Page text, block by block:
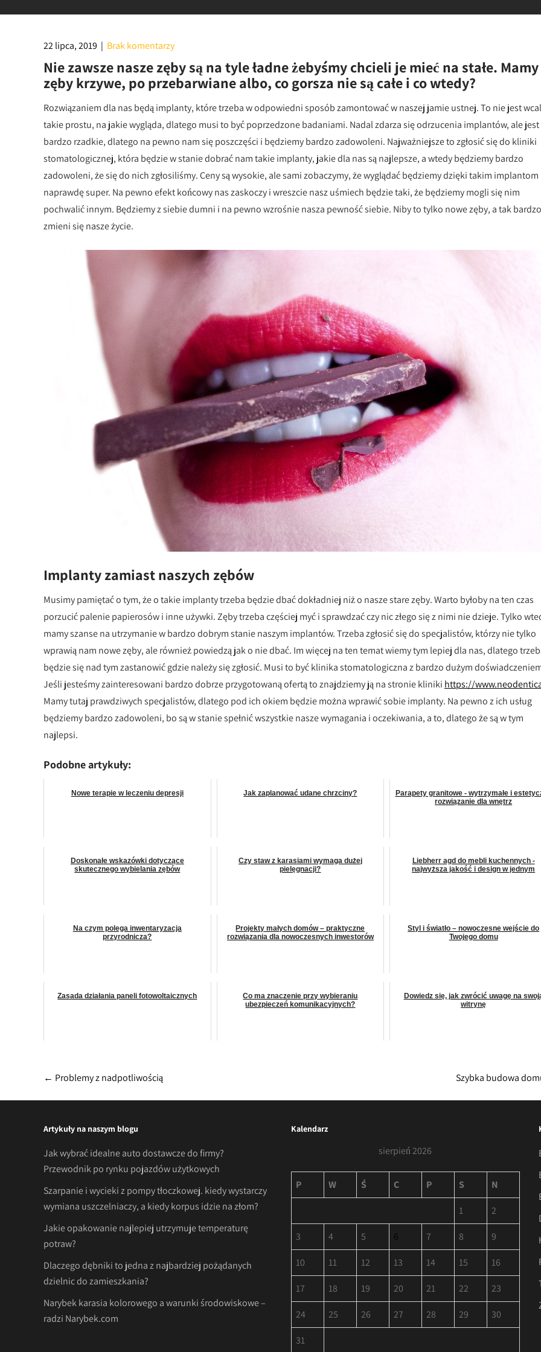
22 lipca, 2019 | Brak komentarzy
Nie zawsze nasze zęby są na tyle ładne żebyśmy chcieli je mieć na stałe. Mamy
zęby krzywe, po przebarwiane albo, co gorsza nie są całe i co wtedy?
Rozwiązaniem dla nas będą implanty, które trzeba w odpowiedni sposób zamontować w naszej jamie ustnej. To nie jest
takie prostu, na jakie wygląda, dlatego musi to być poprzedzone badaniami. Nadal zdarza się odrzucenia implantów, ale
bardzo rzadkie, dlatego na pewno nam się poszczęści i będziemy bardzo zadowoleni. Najważniejsze to zgłosić się do kliniki
stomatologicznej, która będzie w stanie dobrać nam takie implanty, jakie dla nas są najlepsze, a wtedy będziemy bardzo
zadowoleni, że się do nich zgłosiliśmy. Ceny są wysokie, ale sami zobaczymy, że wyglądać będziemy dzięki takim implantom
naprawdę super. Na pewno efekt końcowy nas zaskoczy i wreszcie nasz uśmiech będzie taki, że będziemy mogli się nim
pochwalić innym. Będziemy z siebie dumni i na pewno wzrośnie nasza pewność siebie. Niby to tylko nowe zęby, a tak bardzo
zmieni się nasze życie.
Implanty zamiast naszych zębów
Musimy pamiętać o tym, że o takie implanty trzeba będzie dbać dokładniej niż o nasze stare zęby. Warto byłoby na ten czas
porzucić palenie papierosów i inne używki. Zęby trzeba częściej myć i sprawdzać czy nic złego się z nimi nie dzieje. Tylko
mamy szanse na utrzymanie w bardzo dobrym stanie naszym implantów. Trzeba zgłosić się do specjalistów, którzy nie tylko
wprawią nam nowe zęby, ale również powiedzą jak o nie dbać. Im więcej na ten temat wiemy tym lepiej dla nas, dlatego
będzie się nad tym zastanowić gdzie należy się zgłosić. Musi to być klinika stomatologiczna z bardzo dużym
Jeśli jesteśmy zainteresowani bardzo dobrze przygotowaną ofertą to znajdziemy ją na stronie kliniki https://
Mamy tutaj prawdziwych specjalistów, dlatego pod ich okiem będzie można wprawić sobie implanty. Na pewno z ich usług
będziemy bardzo zadowoleni, bo są w stanie spełnić wszystkie nasze wymagania i oczekiwania, a to, dlatego że są w tym
najlepsi.
Podobne artykuły:
Nowe terapie w leczeniu depresji Jak zaplanować udane chrzciny?
Parapety granitowe - wytrzymałe i
rozwiązanie dla wnętrz
Doskonałe wskazówki dotyczące
skutecznego wybielania zębów
Czy staw z karasiami wymaga dużej
pielęgnacji?
Liebherr agd do mebli kuchennych -
najwyższa jakość i design w jednym
Na czym polega inwentaryzacja
przyrodnicza?
Projekty małych domów – praktyczne
rozwiązania dla nowoczesnych inwestorów
Styl i światło – nowoczesne wejście do
Twojego domu
Zasada działania paneli fotowoltaicznych
Co ma znaczenie przy wybieraniu
ubezpieczeń komunikacyjnych?
Dowiedz się, jak zwrócić uwagę na
witrynę
Post
navigation
← Problemy z nadpotliwością Szybka budowa
Artykuły na naszym blogu
Jak wybrać idealne auto dostawcze do firmy?
Przewodnik po rynku pojazdów użytkowych
Szarpanie i wycieki z pompy tłoczkowej. kiedy wystarczy
wymiana uszczelniaczy, a kiedy korpus idzie na złom?
Jakie opakowanie najlepiej utrzymuje temperaturę
potraw?
Dlaczego dębniki to jedna z najbardziej pożądanych
dzielnic do zamieszkania?
Narybek karasia kolorowego a warunki środowiskowe –
radzi Narybek.com
Kalendarz
sierpień 2026
P W Ś C P S N
1 2
3 4 5 6 7 8 9
10 11 12 13 14 15 16
17 18 19 20 21 22 23
24 25 26 27 28 29 30
31